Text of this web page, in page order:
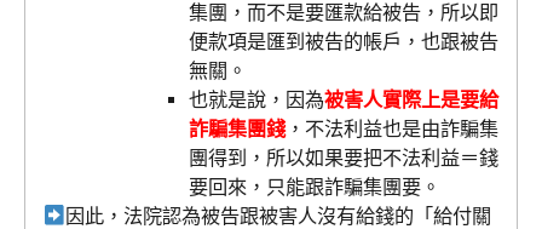
集團，而不是要匯款給被告，所以即
便款項是匯到被告的帳戶，也跟被告
無關。
也就是說，因為被害人實際上是要給
詐騙集團錢，不法利益也是由詐騙集
團得到，所以如果要把不法利益＝錢
要回來，只能跟詐騙集團要。
因此，法院認為被告跟被害人沒有給錢的「給付關